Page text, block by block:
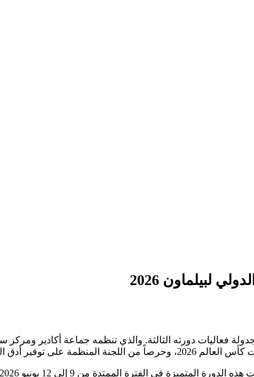
لبيلماون 2026
فعاليات دورته الثالثة. والذي تنظمه جماعة أكادير ومركز
لضمان نجاح جماهيري باهر.